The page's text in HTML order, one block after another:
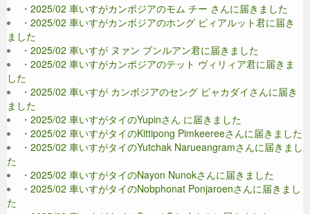
・2025/02 車いすがカンボジアのモム チー さんに届きました
・2025/02 車いすがカンボジアのホング ピィアルット君に届き
ました
・2025/02 車いすが ヌァン ブンルアン君に届きました
・2025/02 車いすがカンボジアのテット ヴィリィア君に届きま
した
・2025/02 車いすが カンボジアのセング ピャカダイさんに届き
ました
・2025/02 車いすがタイのYupinさん に届きました
・2025/02 車いすがタイのKittipong Pimkeereeさんに届きました
・2025/02 車いすがタイのYutchak Narueangramさんに届きまし
た
・2025/02 車いすがタイのNayon Nunokさんに届きました
・2025/02 車いすがタイのNobphonat Ponjaroenさんに届きまし
た